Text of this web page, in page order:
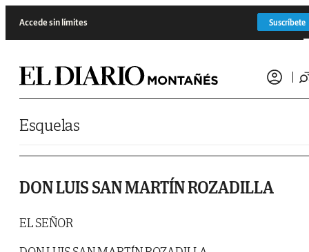
Accede sin límites Suscríbete
Esquelas
DON LUIS SAN MARTÍN ROZADILLA
EL SEÑOR